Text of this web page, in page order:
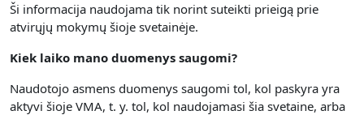
Ši informacija naudojama tik norint suteikti prieigą prie
atvirųjų mokymų šioje svetainėje.
Kiek laiko mano duomenys saugomi?
Naudotojo asmens duomenys saugomi tol, kol paskyra yra
aktyvi šioje VMA, t. y. tol, kol naudojamasi šia svetaine, arba